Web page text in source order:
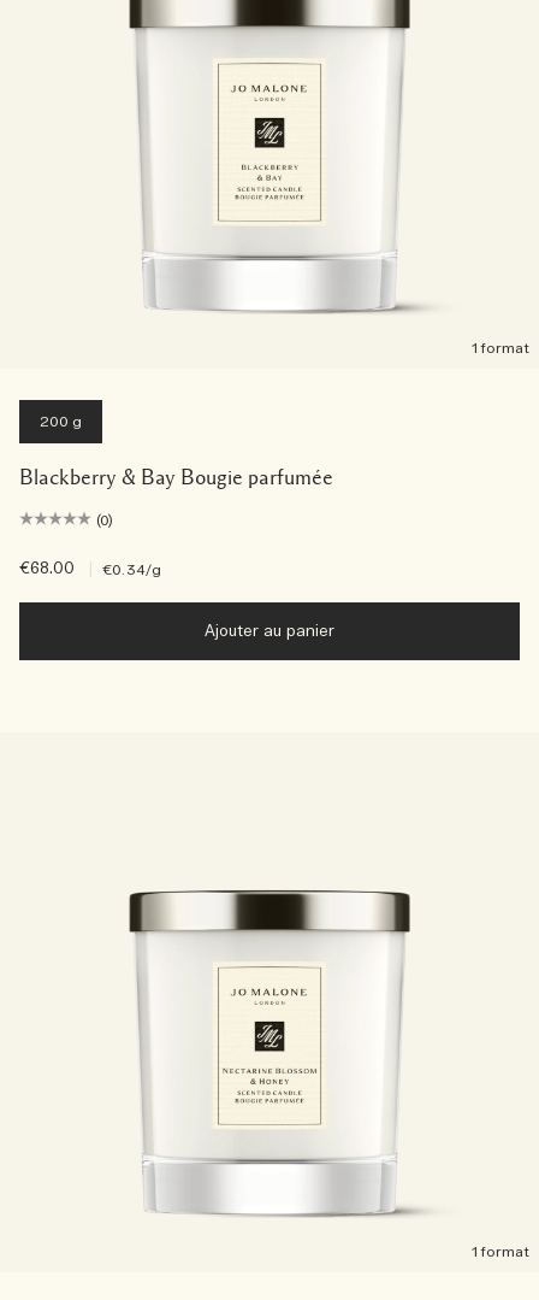
1 format
200 g
Blackberry & Bay Bougie parfumée
(0)
€68.00 €0.34/g
Ajouter au panier
1 format